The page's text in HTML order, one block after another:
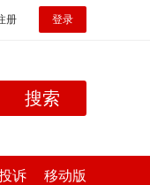
册 登录
搜索
诉 移动版